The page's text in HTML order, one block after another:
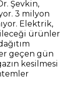
Şevkin,
3 milyon
Elektrik,
ürünler
geçen gün
kesilmesi